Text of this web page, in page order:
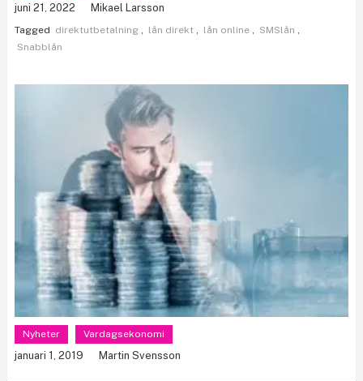
juni 21, 2022 Mikael Larsson
Tagged direktutbetalning , lån direkt , lån online , SMSlån ,
Snabblån
Nyheter Vardagsekonomi
januari 1, 2019 Martin Svensson